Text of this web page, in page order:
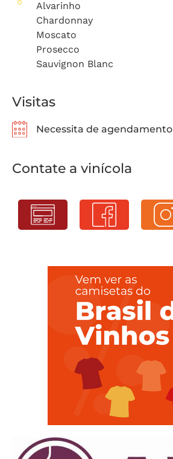
Alvarinho
Chardonnay
Moscato
Prosecco
Sauvignon Blanc
Visitas
Necessita de agendamento
Contate a vinícola